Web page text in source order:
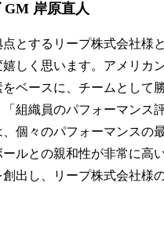
GM 岸原直人
とするリープ株式会社様
しく思います。アメリカ
ベースに、チームとして
組織員のパフォーマンス
個々のパフォーマンスの
ルとの親和性が非常に高
出し、リープ株式会社様